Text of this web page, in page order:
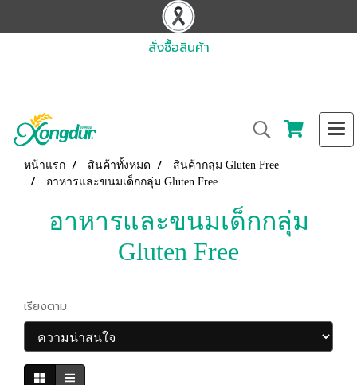
สั่งซื้อสินค้า
หน้าแรก สินค้าทั้งหมด
สินค้ากลุ่ม Gluten Free
อาหารและขนมเด็กกลุ่ม Gluten Free
อาหารและขนมเด็กกลุ่ม
Gluten Free
เรียงตาม